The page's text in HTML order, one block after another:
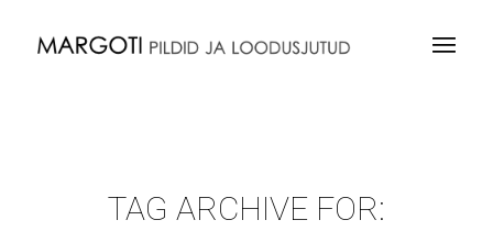
TAG ARCHIVE FOR: